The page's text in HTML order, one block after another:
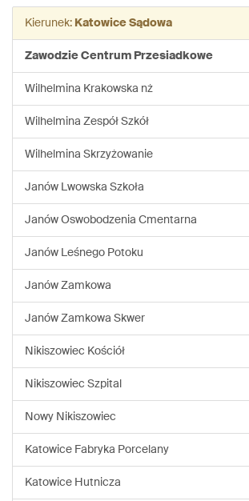
Kierunek: Katowice Sądowa
Zawodzie Centrum Przesiadkowe
Wilhelmina Krakowska nż
Wilhelmina Zespół Szkół
Wilhelmina Skrzyżowanie
Janów Lwowska Szkoła
Janów Oswobodzenia Cmentarna
Janów Leśnego Potoku
Janów Zamkowa
Janów Zamkowa Skwer
Nikiszowiec Kościół
Nikiszowiec Szpital
Nowy Nikiszowiec
Katowice Fabryka Porcelany
Katowice Hutnicza